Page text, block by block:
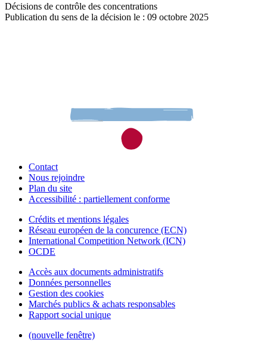
Décisions de contrôle des concentrations
Publication du sens de la décision le : 09 octobre 2025
Contact
Nous rejoindre
Plan du site
Accessibilité : partiellement conforme
Crédits et mentions légales
Réseau européen de la concurence (ECN)
International Competition Network (ICN)
OCDE
Accès aux documents administratifs
Données personnelles
Gestion des cookies
Marchés publics & achats responsables
Rapport social unique
(nouvelle fenêtre)